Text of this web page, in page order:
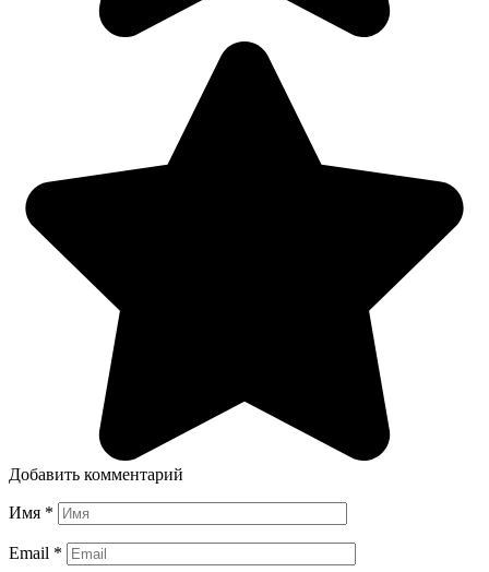
Добавить комментарий
Имя *
Email *